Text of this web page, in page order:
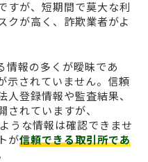
すが、短期間で莫大な利
クが高く、詐欺業者がよ
情報の多くが曖昧であ
示されていません。信頼
登録情報や監査結果、
れていますが、
な情報は確認できませ
が信頼できる取引所であ